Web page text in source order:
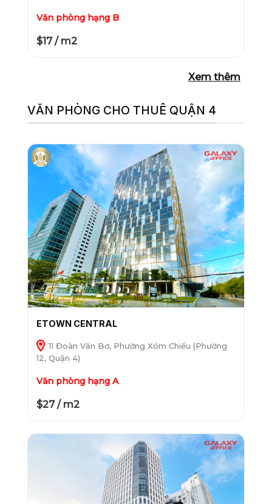
Văn phòng hạng B
$17 / m2
Xem thêm
VĂN PHÒNG CHO THUÊ QUẬN 4
ETOWN CENTRAL
11 Đoàn Văn Bơ, Phường Xóm Chiếu (Phường
12, Quận 4)
Văn phòng hạng A
$27 / m2